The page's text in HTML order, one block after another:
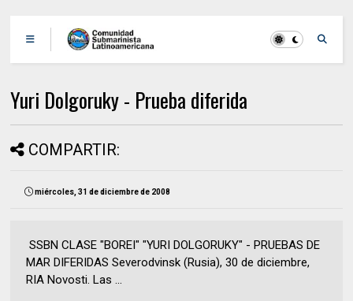
Yuri Dolgoruky - Prueba diferida
COMPARTIR:
miércoles, 31 de diciembre de 2008
SSBN CLASE "BOREI" "YURI DOLGORUKY" - PRUEBAS DE
MAR DIFERIDAS Severodvinsk (Rusia), 30 de diciembre,
RIA Novosti. Las ...